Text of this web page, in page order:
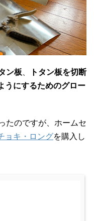
ン板
トタン板を切断
うにするためのグロー
たのですが、ホームセ
ョキ・ロングを購入し